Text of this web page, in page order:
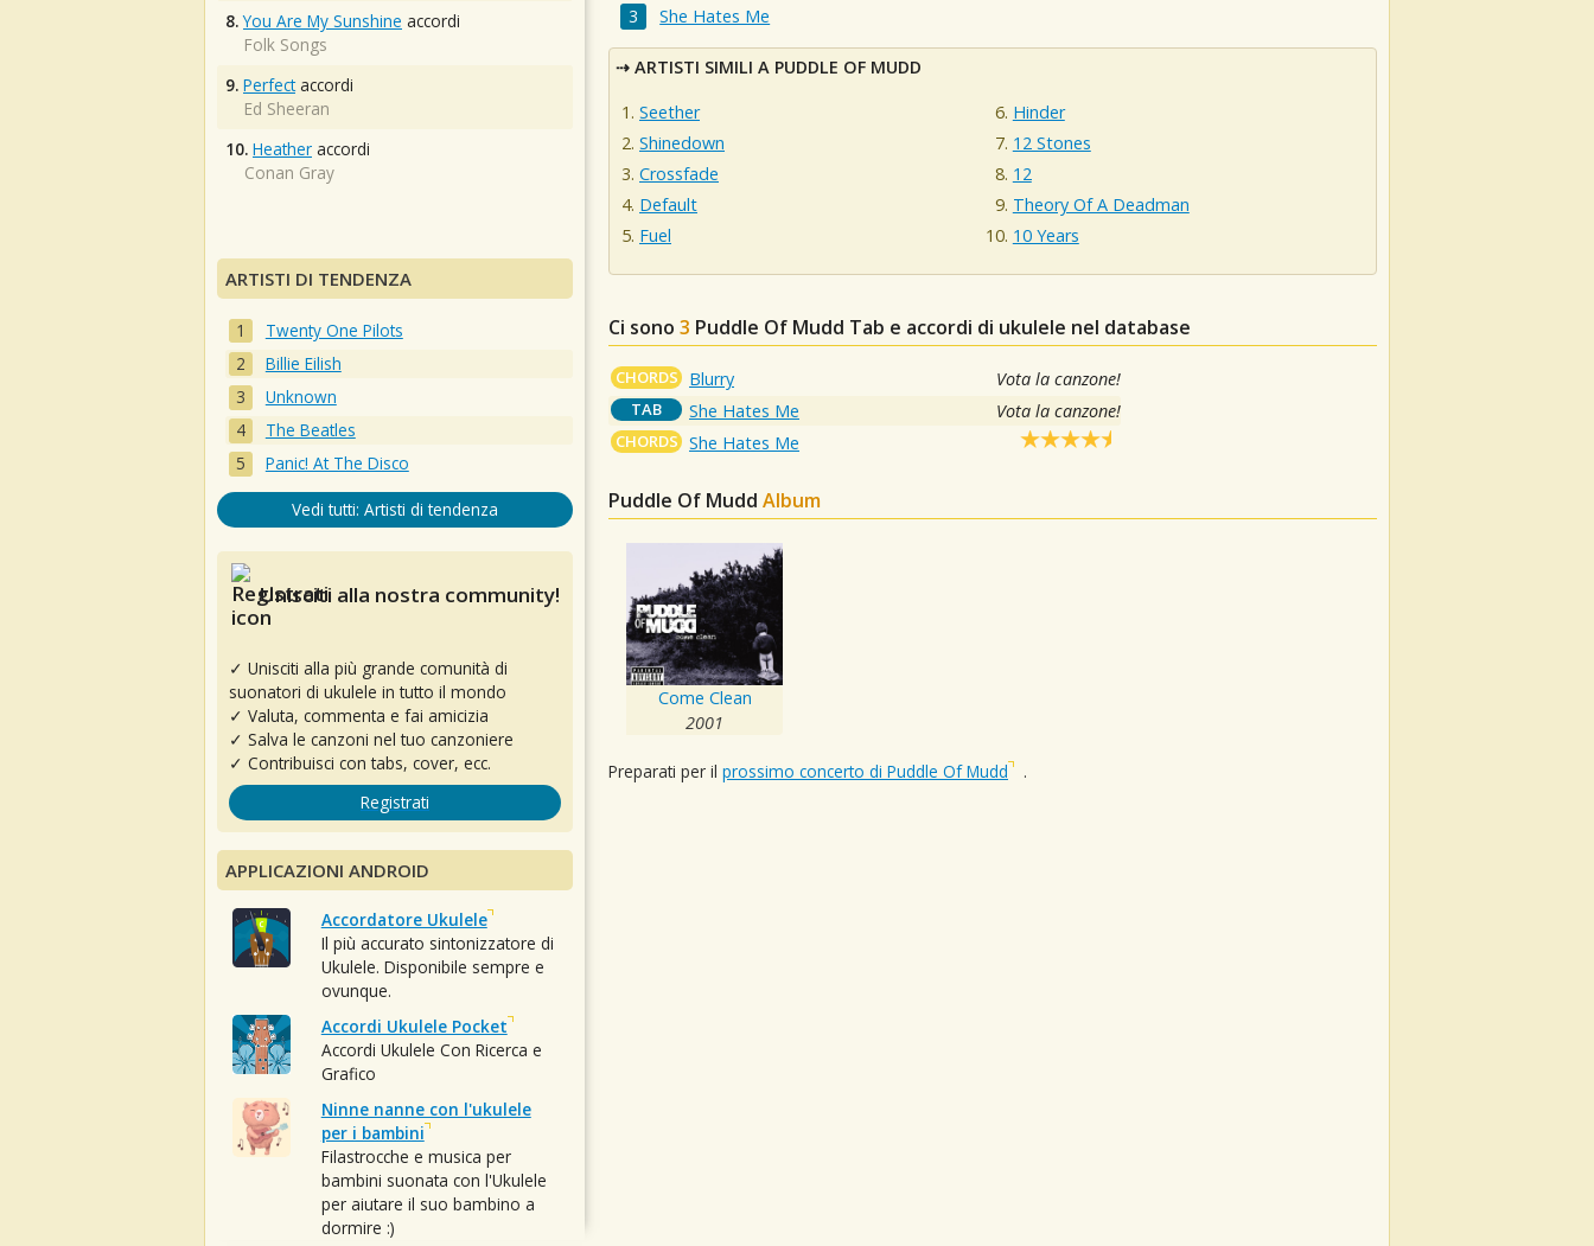
She Hates Me
ARTISTI SIMILI A PUDDLE OF MUDD
Seether
Shinedown
Crossfade
Default
Fuel
Hinder
12 Stones
12
Theory Of A Deadman
10 Years
Ci sono 3 Puddle Of Mudd Tab e accordi di ukulele nel database
CHORDS Blurry Vota la canzone!
TAB She Hates Me Vota la canzone!
CHORDS She Hates Me
Puddle Of Mudd Album
Come Clean
2001
Preparati per il prossimo concerto di Puddle Of Mudd .
8. You Are My Sunshine accordi
Folk Songs
9. Perfectaccordi
Ed Sheeran
10. Heather accordi
Conan Gray
ARTISTI DI TENDENZA
Twenty One Pilots
Billie Eilish
Unknown
The Beatles
Panic! At The Disco
Vedi tutti: Artisti di tendenza
Unisciti alla nostra community!
✓ Unisciti alla più grande comunità di
suonatori di ukulele in tutto il mondo
✓ Valuta, commenta e fai amicizia
✓ Salva le canzoni nel tuo canzoniere
✓ Contribuisci con tabs, cover, ecc.
Registrati
APPLICAZIONI ANDROID
Accordatore Ukulele
Il più accurato sintonizzatore di
Ukulele. Disponibile sempre e
ovunque.
Accordi Ukulele Pocket
Accordi Ukulele Con Ricerca e
Grafico
Ninne nanne con l'ukulele
per i bambini
Filastrocche e musica per
bambini suonata con l'Ukulele
per aiutare il suo bambino a
dormire :)